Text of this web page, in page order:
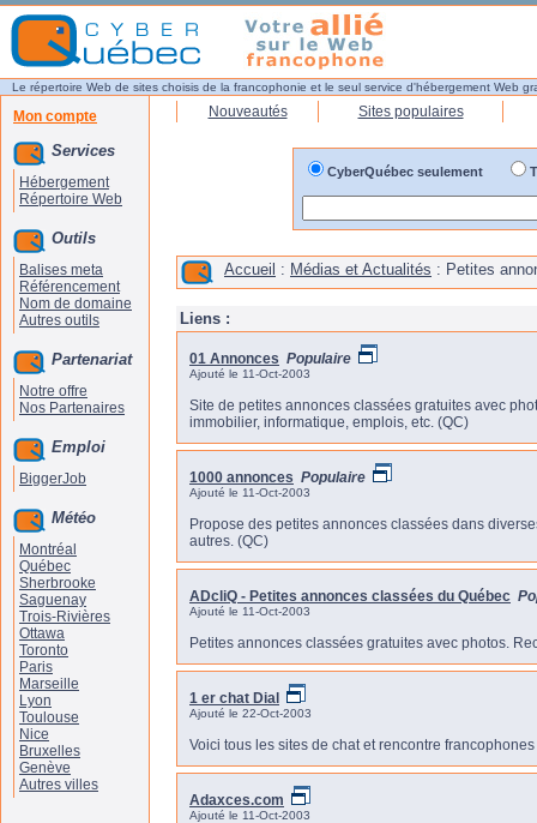
Le répertoire Web de sites choisis de la francophonie et le seul service d'hébergement Web
Mon compte
Services
Hébergement
Répertoire Web
Outils
Balises meta
Référencement
Nom de domaine
Autres outils
Partenariat
Notre offre
Nos Partenaires
Emploi
BiggerJob
Météo
Montréal
Québec
Sherbrooke
Saguenay
Trois-Rivières
Ottawa
Toronto
Paris
Marseille
Lyon
Toulouse
Nice
Bruxelles
Genève
Autres villes
Nouveautés Sites populaires
CyberQuébec seulement
Accueil : Médias et Actualités : Petites
Liens :
01 Annonces Populaire
Ajouté le 11-Oct-2003
Site de petites annonces classées gratuites avec
immobilier, informatique, emplois, etc. (QC)
1000 annonces Populaire
Ajouté le 11-Oct-2003
Propose des petites annonces classées dans
autres. (QC)
ADcliQ - Petites annonces classées du Québec
Ajouté le 11-Oct-2003
Petites annonces classées gratuites avec photos.
1 er chat Dial
Ajouté le 22-Oct-2003
Voici tous les sites de chat et rencontre
Adaxces.com
Ajouté le 11-Oct-2003